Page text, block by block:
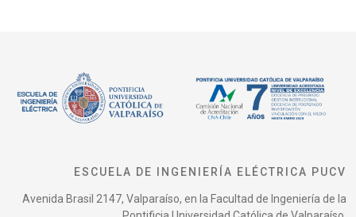
ESCUELA DE INGENIERÍA ELÉCTRICA PUCV
Avenida Brasil 2147, Valparaíso, en la Facultad de Ingeniería de la